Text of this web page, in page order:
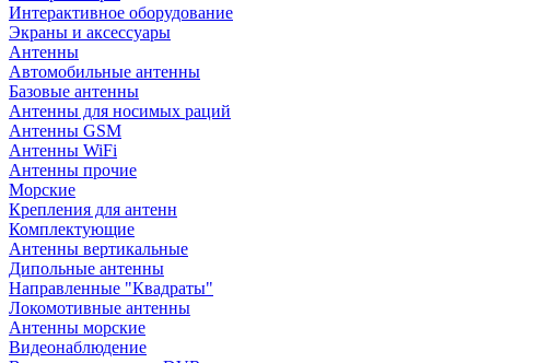
Интерактивное оборудование
Экраны и аксессуары
Антенны
Автомобильные антенны
Базовые антенны
Антенны для носимых раций
Антенны GSM
Антенны WiFi
Антенны прочие
Морские
Крепления для антенн
Комплектующие
Антенны вертикальные
Дипольные антенны
Направленные "Квадраты"
Локомотивные антенны
Антенны морские
Видеонаблюдение